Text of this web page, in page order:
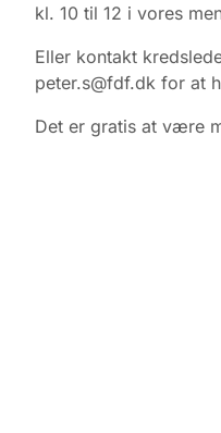
kl. 10 til 12 i vores
Eller kontakt
peter.s@fdf.dk for at
Det er gratis at være